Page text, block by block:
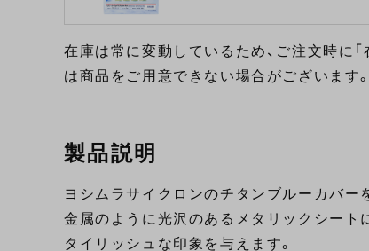
在庫は常に変動しているため、ご注文時に
は商品をご用意できない場合がございます
製品説明
ヨシムラサイクロンのチタンブルーカバー
金属のように光沢のあるメタリックシート
タイリッシュな印象を与えます。